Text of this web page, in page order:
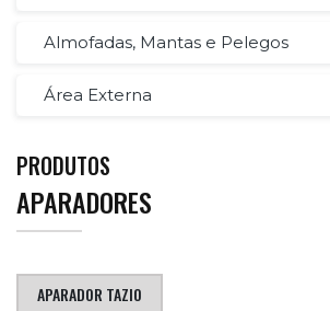
Almofadas, Mantas e Pelegos
Área Externa
PRODUTOS
APARADORES
APARADOR TAZIO